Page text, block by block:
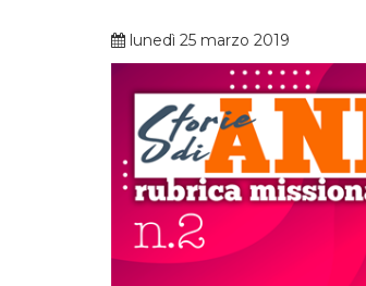
lunedì 25 marzo 2019